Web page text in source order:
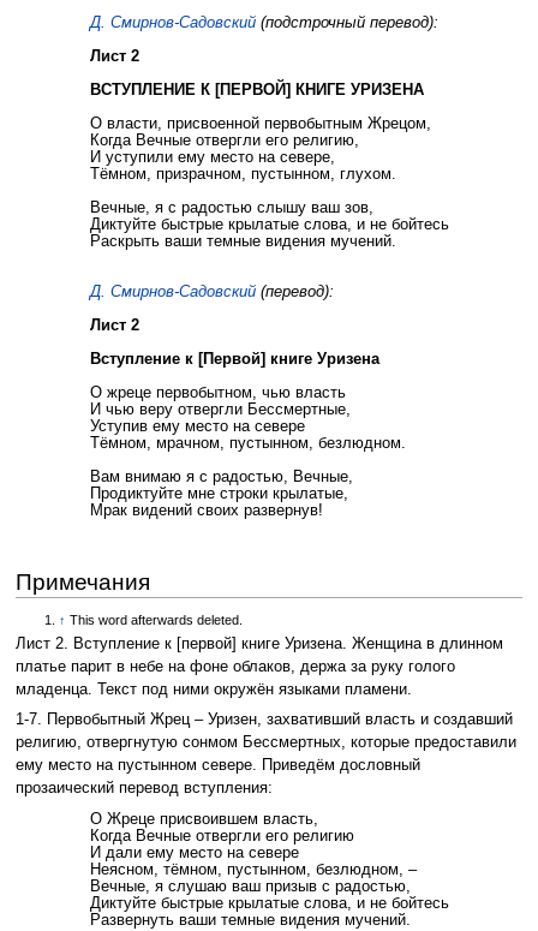
Д. Смирнов-Садовский(подстрочный перевод):
Лист 2
ВСТУПЛЕНИЕ К [ПЕРВОЙ] КНИГЕ УРИЗЕНА
О власти, присвоенной первобытным Жрецом,
Когда Вечные отвергли его религию,
И уступили ему место на севере,
Тёмном, призрачном, пустынном, глухом.
Вечные, я с радостью слышу ваш зов,
Диктуйте быстрые крылатые слова, и не бойтесь
Раскрыть ваши темные видения мучений.
Д. Смирнов-Садовский(перевод):
Лист 2
Вступление к [Первой] книге Уризена
О жреце первобытном, чью власть
И чью веру отвергли Бессмертные,
Уступив ему место на севере
Тёмном, мрачном, пустынном, безлюдном.
Вам внимаю я с радостью, Вечные,
Продиктуйте мне строки крылатые,
Мрак видений своих развернув!
Примечания
↑ This word afterwards deleted.
Лист 2. Вступление к [первой] книге Уризена. Женщина в длинном
платье парит в небе на фоне облаков, держа за руку голого
младенца. Текст под ними окружён языками пламени.
1-7. Первобытный Жрец – Уризен, захвативший власть и создавший
религию, отвергнутую сонмом Бессмертных, которые предоставили
ему место на пустынном севере. Приведём дословный
прозаический перевод вступления:
О Жреце присвоившем власть,
Когда Вечные отвергли его религию
И дали ему место на севере
Неясном, тёмном, пустынном, безлюдном, –
Вечные, я слушаю ваш призыв с радостью,
Диктуйте быстрые крылатые слова, и не бойтесь
Развернуть ваши темные видения мучений.